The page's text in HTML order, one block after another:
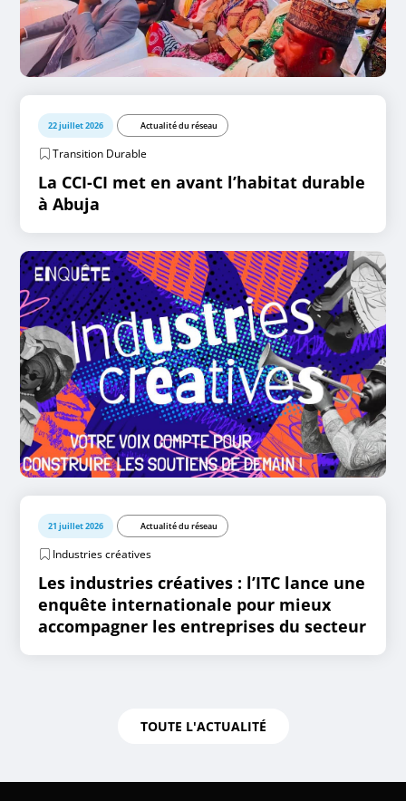
22 juillet 2026 Actualité du réseau
Transition Durable
La CCI-CI met en avant l’habitat durable
à Abuja
21 juillet 2026 Actualité du réseau
Industries créatives
Les industries créatives : l’ITC lance une
enquête internationale pour mieux
accompagner les entreprises du secteur
TOUTE L'ACTUALITÉ